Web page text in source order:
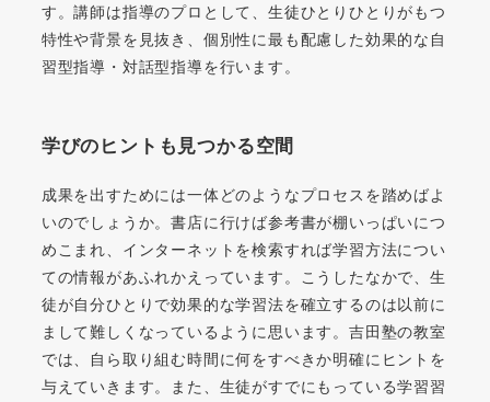
す。講師は指導のプロとして、生徒ひとりひとりがもつ
特性や背景を見抜き、個別性に最も配慮した効果的な自
習型指導・対話型指導を行います。
学びのヒントも見つかる空間
成果を出すためには一体どのようなプロセスを踏めばよ
いのでしょうか。書店に行けば参考書が棚いっぱいにつ
めこまれ、インターネットを検索すれば学習方法につい
ての情報があふれかえっています。こうしたなかで、生
徒が自分ひとりで効果的な学習法を確立するのは以前に
まして難しくなっているように思います。吉田塾の教室
では、自ら取り組む時間に何をすべきか明確にヒントを
与えていきます。また、生徒がすでにもっている学習習